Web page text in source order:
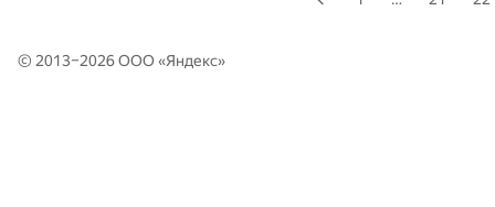
© 2013–2026 ООО «Яндекс»